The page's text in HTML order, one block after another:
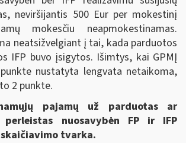
neviršijantis 500 Eur per mokestinį
mokesčiu neapmokestinamas.
neatsižvelgiant į tai, kada parduotos
IFP buvo įsigytos. Išimtys, kai GPMĮ
nustatyta lengvata netaikoma,
2 punkte.
pajamų už parduotas ar
nuosavybėn FP ir IFP
tvarka.